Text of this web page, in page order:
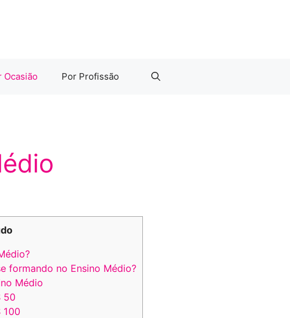
Ocasião Por Profissão
formando no Ensino Médio?
Médio
50
100